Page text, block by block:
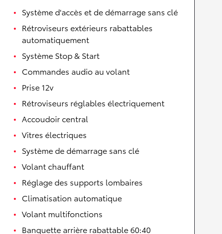
Système d'accès et de démarrage sans clé
Rétroviseurs extérieurs rabattables
automatiquement
Système Stop & Start
Commandes audio au volant
Prise 12v
Rétroviseurs réglables électriquement
Accoudoir central
Vitres électriques
Système de démarrage sans clé
Volant chauffant
Réglage des supports lombaires
Climatisation automatique
Volant multifonctions
Banquette arrière rabattable 60:40